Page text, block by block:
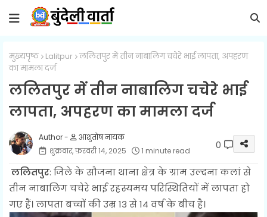
मुख्यपृष्ठ Lalitpur ललितपुर में तीन नाबालिग चचेरे भाई लापता, अपहरण
का मामला दर्ज
ललितपुर में तीन नाबालिग चचेरे भाई
लापता, अपहरण का मामला दर्ज
आशुतोष नायक
शुक्रवार, फ़रवरी 14, 2025
1 minute read 0
ललितपुर: जिले के सौजना थाना क्षेत्र के ग्राम उल्दना कलां से
तीन नाबालिग चचेरे भाई रहस्यमय परिस्थितियों में लापता हो
गए हैं। लापता बच्चों की उम्र 13 से 14 वर्ष के बीच है।